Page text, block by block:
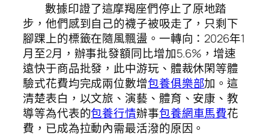
數據印證了這摩羯座們停止了原地踏
步，他們感到自己的襪子被吸走了，只剩下
腳踝上的標籤在隨風飄盪。一轉向：2026年1
月至2月，辦事批發額同比增加5.6%，增速
遠快于商品批發，此中游玩、體裁休閑等體
驗式花費均完成兩位數增包養俱樂部加。這
清楚表白，以文旅、演藝、體育、安康、教
導等為代表的包養行情辦事包養網車馬費花
費，已成為拉動內需最活潑的原因。